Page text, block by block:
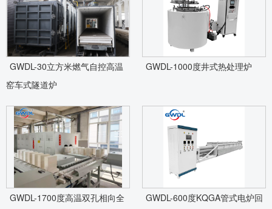
GWDL-30立方米燃气自控高温
窑车式隧道炉
GWDL-1000度井式热处理炉
GWDL-1700度高温双孔相向全
GWDL-600度KQGA管式电炉回